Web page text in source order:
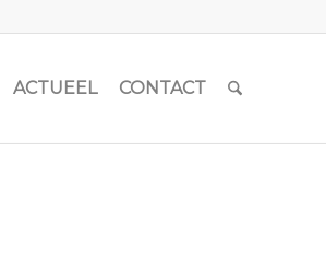
ACTUEEL CONTACT